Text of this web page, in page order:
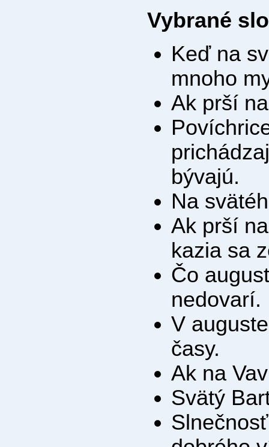
Vybrané
Keď na
mnoho
Ak prší
bývajú.
Na
Ak prší
kazia sa
Čo
nedovarí.
V
časy.
Ak na
Svätý